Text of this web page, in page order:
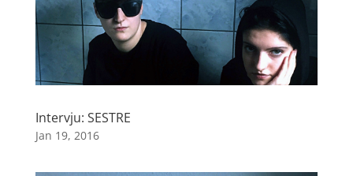
Intervju: SESTRE
Jan 19, 2016